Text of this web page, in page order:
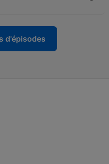
d'épisodes